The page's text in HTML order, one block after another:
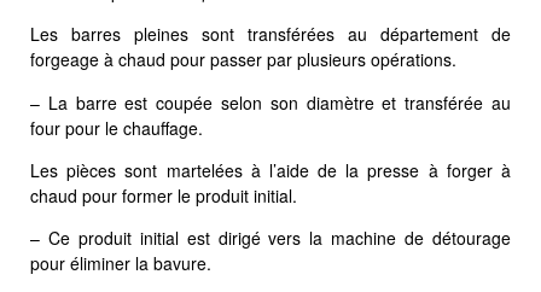
Les barres pleines sont transférées au département de
forgeage à chaud pour passer par plusieurs opérations.
– La barre est coupée selon son diamètre et transférée au
four pour le chauffage.
Les pièces sont martelées à l’aide de la presse à forger à
chaud pour former le produit initial.
– Ce produit initial est dirigé vers la machine de détourage
pour éliminer la bavure.